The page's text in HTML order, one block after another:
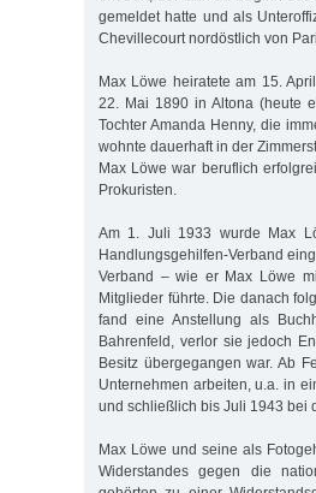
gemeldet hatte und als
Chevillecourt nordöstlich von
Max Löwe heiratete am 15.
22. Mai 1890 in Altona (heute
Tochter Amanda Henny, die
wohnte dauerhaft in der
Max Löwe war beruflich
Prokuristen.
Am 1. Juli 1933 wurde Max
Handlungsgehilfen-Verband
Verband – wie er Max Löwe
Mitglieder führte. Die danach
fand eine Anstellung als
Bahrenfeld, verlor sie jedoch
Besitz übergegangen war. Ab
Unternehmen arbeiten, u.a. in
und schließlich bis Juli 1943 bei
Max Löwe und seine als
Widerstandes gegen die